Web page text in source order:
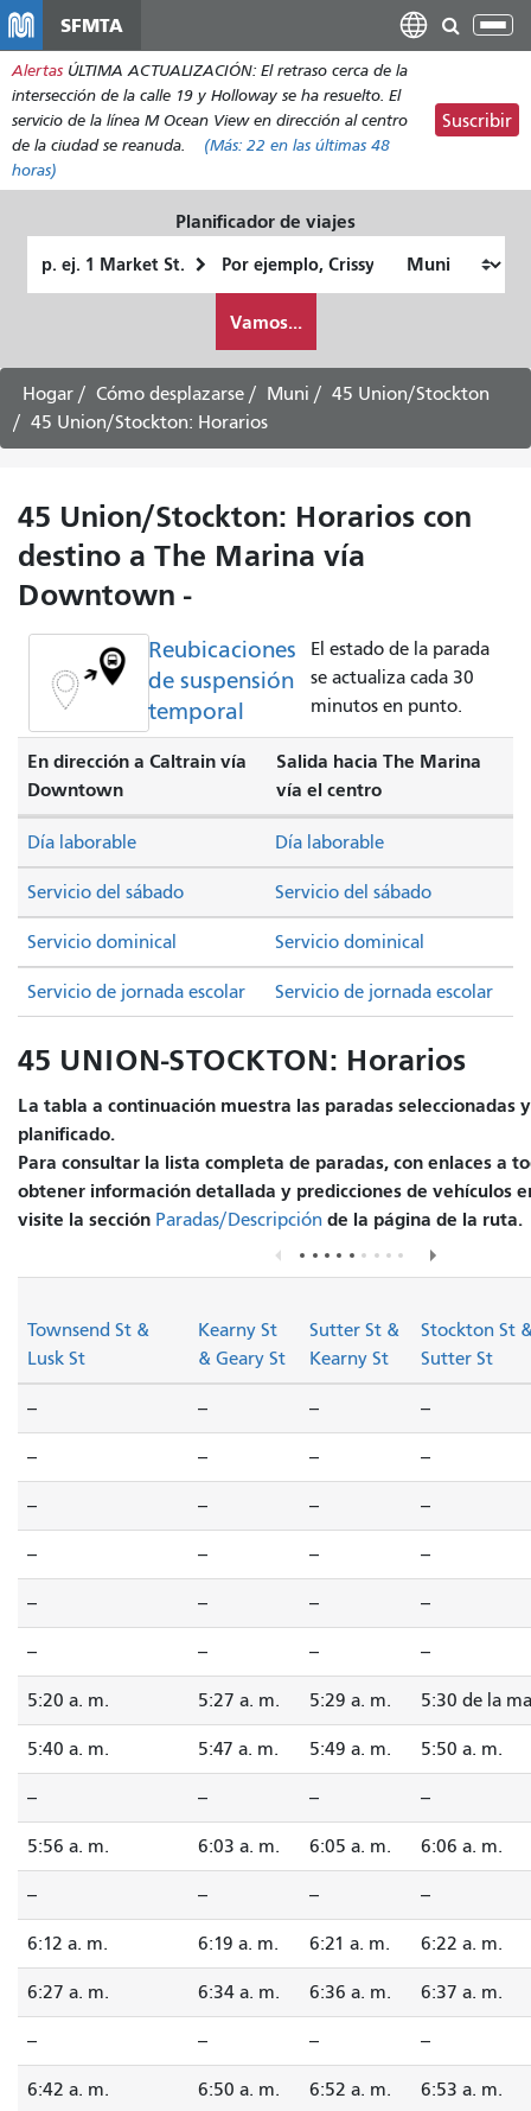
contenido
principal
SFMTA
Alertas ÚLTIMA ACTUALIZACIÓN: El retraso cerca de la
intersección de la calle 19 y Holloway se ha resuelto. El
servicio de la línea M Ocean View en dirección al centro
de la ciudad se reanuda.
(Más: 22 en las últimas 48
horas)
Suscribir
Planificador de viajes
de
quiero
viajar
Vamos...
Hogar Cómo desplazarse Muni
45 Union/Stockton
45 Union/Stockton: Horarios
45 Union/Stockton: Horarios con
destino a The Marina vía
Downtown -
Reubicaciones
de suspensión
temporal
El estado de la parada
se actualiza cada 30
minutos en punto.
En dirección a Caltrain vía
Downtown
Salida hacia The Marina
vía el centro
Servicio del sábado Servicio del sábado
Servicio dominical Servicio dominical
Día laborable Día laborable
Servicio de jornada escolar Servicio de jornada escolar
45 UNION-STOCKTON: Horarios
La tabla a continuación muestra las paradas seleccionadas
planificado.
Para consultar la lista completa de paradas, con enlaces a
obtener información detallada y predicciones de vehículos
visite la sección Paradas/Descripción de la página de la ruta.
Townsend St &
Lusk St
Kearny St
& Geary St
Sutter St &
Kearny St
Stockton St
Sutter St
-- -- -- --
-- -- -- --
-- -- -- --
-- -- -- --
-- -- -- --
-- -- -- --
5:20 a. m. 5:27 a. m. 5:29 a. m. 5:30 de la
5:40 a. m. 5:47 a. m. 5:49 a. m. 5:50 a. m.
-- -- -- --
5:56 a. m. 6:03 a. m. 6:05 a. m. 6:06 a. m.
-- -- -- --
6:12 a. m. 6:19 a. m. 6:21 a. m. 6:22 a. m.
6:27 a. m. 6:34 a. m. 6:36 a. m. 6:37 a. m.
-- -- -- --
6:42 a. m. 6:50 a. m. 6:52 a. m. 6:53 a. m.